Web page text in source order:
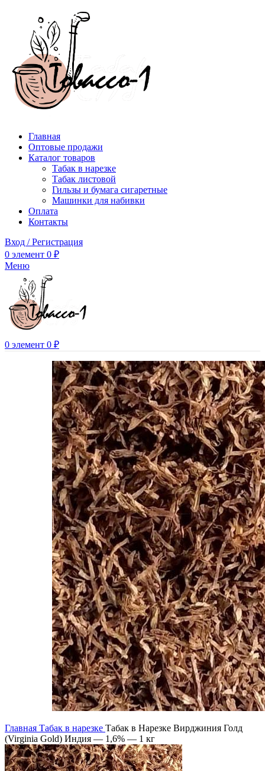
Главная
Оптовые продажи
Каталог товаров
Табак в нарезке
Табак листовой
Гильзы и бумага сигаретные
Машинки для набивки
Оплата
Контакты
Вход / Регистрация
0 элемент 0 ₽
Меню
0 элемент 0 ₽
Главная Табак в нарезке Табак в Нарезке Вирджиния Голд
(Virginia Gold) Индия — 1,6% — 1 кг